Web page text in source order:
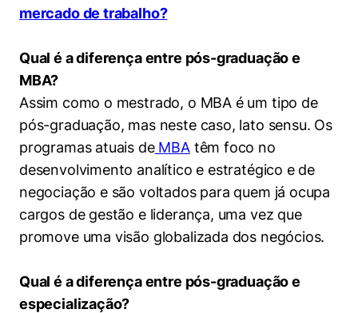
mercado de trabalho?
Qual é a diferença entre pós-graduação e
MBA?
Assim como o mestrado, o MBA é um tipo de
pós-graduação, mas neste caso, lato sensu. Os
programas atuais deMBAtêm foco no
desenvolvimento analítico e estratégico e de
negociação e são voltados para quem já ocupa
cargos de gestão e liderança, uma vez que
promove uma visão globalizada dos negócios.
Qual é a diferença entre pós-graduação e
especialização?